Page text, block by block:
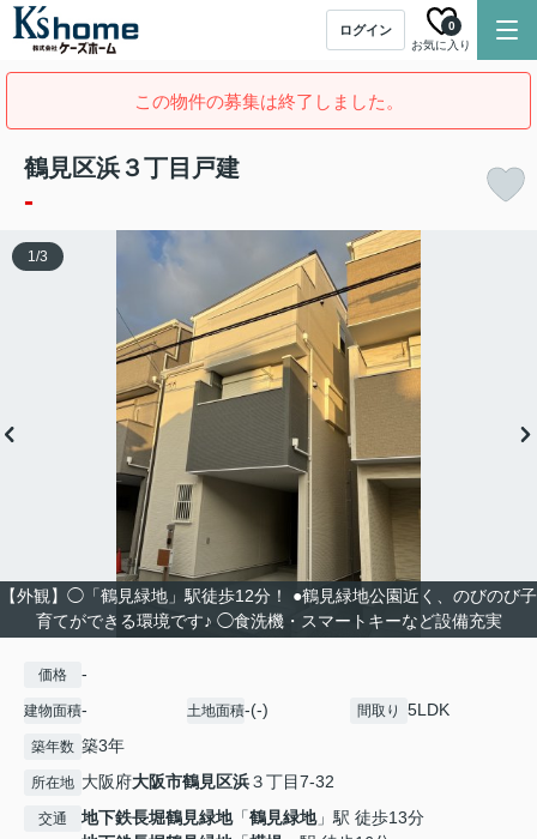
ログイン
お気に入り
0
この物件の募集は終了しました。
鶴見区浜３丁目戸建
-
【外観】◯「鶴見緑地」駅徒歩12分！ ●鶴見緑地公園近く、のびのび子
育てができる環境です♪ ◯食洗機・スマートキーなど設備充実
1/3
価格 -
建物面積- 土地面積-(-) 間取り 5LDK
築年数 築3年
所在地 大阪府大阪市鶴見区浜３丁目7-32
交通 地下鉄長堀鶴見緑地「鶴見緑地」駅 徒歩13分